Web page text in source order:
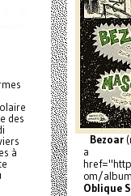
des
à
Bezoar
a
om/
Oblique